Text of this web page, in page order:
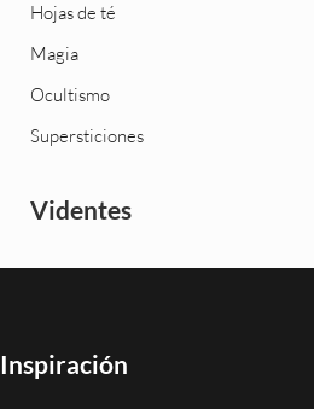
Hojas de té
Magia
Ocultismo
Supersticiones
Videntes
Inspiración